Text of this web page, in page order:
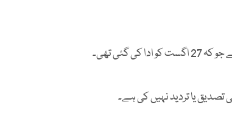
گئی تھی۔
یا تردید نہیں کی ہے۔